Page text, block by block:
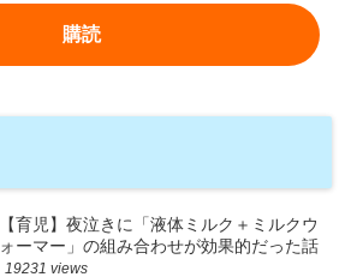
【育児】夜泣きに「液体ミルク＋ミルクウ
ォーマー」の組み合わせが効果的だった話
19231 views